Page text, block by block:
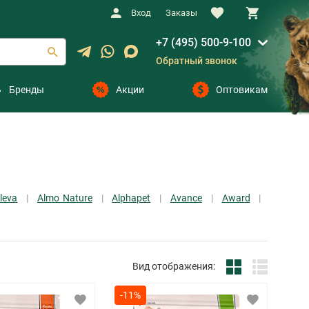
Вход Заказы
+7 (495) 500-9-100
Обратный звонок
Бренды Акции Оптовикам
Almo Nature Alphapet Avance
Award
Вид отображения:
-11%